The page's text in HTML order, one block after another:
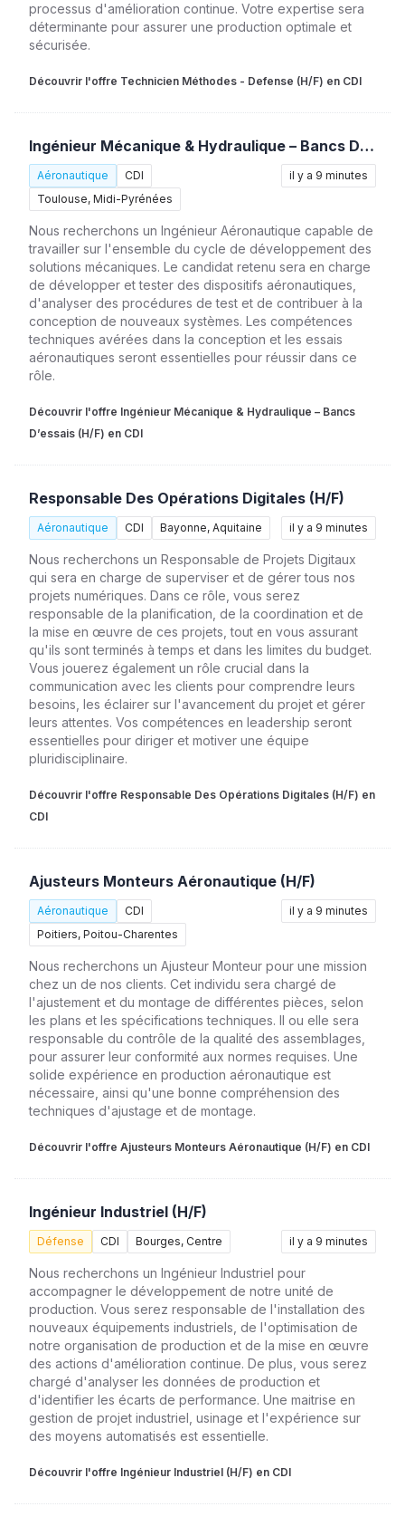
processus d'amélioration continue. Votre expertise sera
déterminante pour assurer une production optimale et
sécurisée.
Découvrir l'offre Technicien Méthodes - Defense (H/F) en CDI
Ingénieur Mécanique & Hydraulique – Bancs D’essais (H/F)
Aéronautique
CDI
Toulouse, Midi-Pyrénées
il y a 9 minutes
Nous recherchons un Ingénieur Aéronautique capable de
travailler sur l'ensemble du cycle de développement des
solutions mécaniques. Le candidat retenu sera en charge
de développer et tester des dispositifs aéronautiques,
d'analyser des procédures de test et de contribuer à la
conception de nouveaux systèmes. Les compétences
techniques avérées dans la conception et les essais
aéronautiques seront essentielles pour réussir dans ce
rôle.
Découvrir l'offre Ingénieur Mécanique & Hydraulique – Bancs
D’essais (H/F) en CDI
Responsable Des Opérations Digitales (H/F)
Aéronautique CDI Bayonne, Aquitaine il y a 9 minutes
Nous recherchons un Responsable de Projets Digitaux
qui sera en charge de superviser et de gérer tous nos
projets numériques. Dans ce rôle, vous serez
responsable de la planification, de la coordination et de
la mise en œuvre de ces projets, tout en vous assurant
qu'ils sont terminés à temps et dans les limites du budget.
Vous jouerez également un rôle crucial dans la
communication avec les clients pour comprendre leurs
besoins, les éclairer sur l'avancement du projet et gérer
leurs attentes. Vos compétences en leadership seront
essentielles pour diriger et motiver une équipe
pluridisciplinaire.
Découvrir l'offre Responsable Des Opérations Digitales (H/F) en
CDI
Ajusteurs Monteurs Aéronautique (H/F)
Aéronautique
CDI
Poitiers, Poitou-Charentes
il y a 9 minutes
Nous recherchons un Ajusteur Monteur pour une mission
chez un de nos clients. Cet individu sera chargé de
l'ajustement et du montage de différentes pièces, selon
les plans et les spécifications techniques. Il ou elle sera
responsable du contrôle de la qualité des assemblages,
pour assurer leur conformité aux normes requises. Une
solide expérience en production aéronautique est
nécessaire, ainsi qu'une bonne compréhension des
techniques d'ajustage et de montage.
Découvrir l'offre Ajusteurs Monteurs Aéronautique (H/F) en CDI
Ingénieur Industriel (H/F)
Défense CDI Bourges, Centre il y a 9 minutes
Nous recherchons un Ingénieur Industriel pour
accompagner le développement de notre unité de
production. Vous serez responsable de l'installation des
nouveaux équipements industriels, de l'optimisation de
notre organisation de production et de la mise en œuvre
des actions d'amélioration continue. De plus, vous serez
chargé d'analyser les données de production et
d'identifier les écarts de performance. Une maitrise en
gestion de projet industriel, usinage et l'expérience sur
des moyens automatisés est essentielle.
Découvrir l'offre Ingénieur Industriel (H/F) en CDI